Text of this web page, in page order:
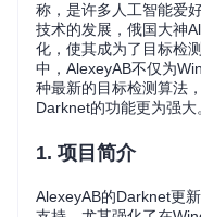
称，是许多人工智能爱
技术的发展，俄国大神
化，使其成为了目标检
中，AlexeyAB不仅为
种最新的目标检测算法
Darknet的功能更为强大
1. 项目简介
AlexeyAB的Darknet更